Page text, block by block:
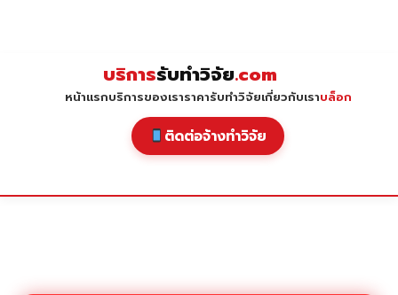
บริการรับทำวิจัย.com
หน้าแรกบริการของเราราคารับทำวิจัยเกี่ยวกับเราบล็อก
ติดต่อจ้างทำวิจัย